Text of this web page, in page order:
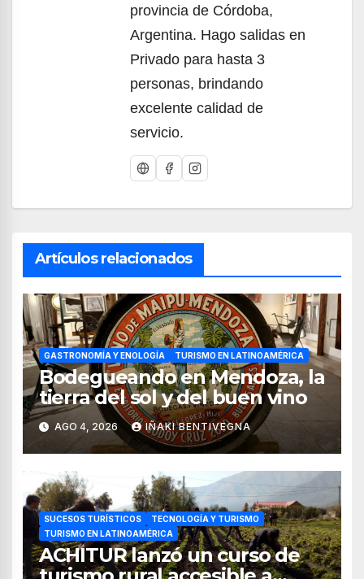
provincia de Córdoba,
Argentina. Hago salidas en
Privado para hasta 3
personas, brindando
excelente calidad de
servicio.
Artículos relacionados
GASTRONOMÍA Y ENOLOGÍA TURISMO EN LATINOAMÉRICA
Bodegueando en Mendoza, la
tierra del sol y del buen vino
AGO 4, 2026 IÑAKI BENTIVEGNA
SUCESOS TURÍSTICOS
TECNOLOGÍA Y TURISMO
TURISMO EN LATINOAMÉRICA
ACHITUR lanzó un curso de